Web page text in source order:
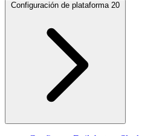
Configuración de plataforma 20